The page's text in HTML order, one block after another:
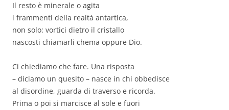
Il resto è minerale o agita
i frammenti della realtà antartica,
non solo: vortici dietro il cristallo
nascosti chiamarli chema oppure Dio.
Ci chiediamo che fare. Una risposta
– diciamo un quesito – nasce in chi obbedisce
al disordine, guarda di traverso e ricorda.
Prima o poi si marcisce al sole e fuori